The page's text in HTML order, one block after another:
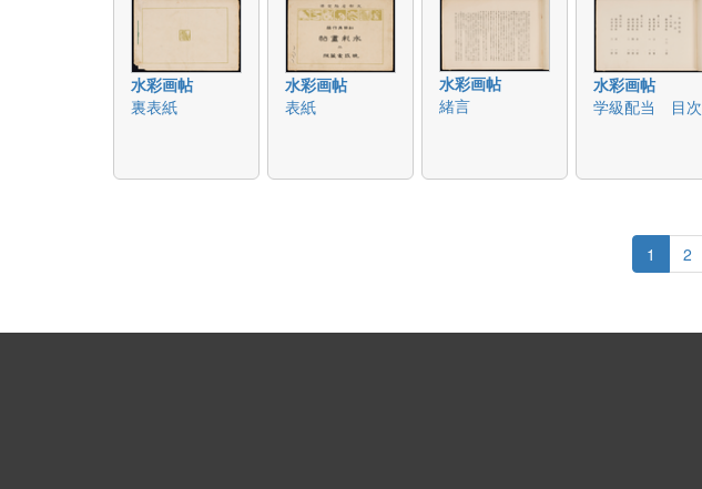
水彩画帖
裏表紙
水彩画帖
表紙
水彩画帖
緒言
水彩画帖
学級配当 目次
1 2